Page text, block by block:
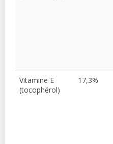
Vitamine E
(tocophérol)
17,3%